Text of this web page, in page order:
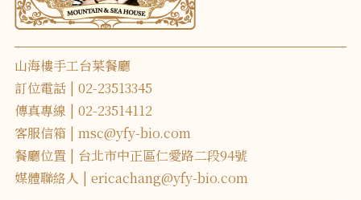
山海樓手工台菜餐廳
訂位電話
02-23513345
傳真專線
02-23514112
客服信箱
msc@yfy-bio.com
餐廳位置
台北市中正區仁愛路二段94號
媒體聯絡人
ericachang@yfy-bio.com